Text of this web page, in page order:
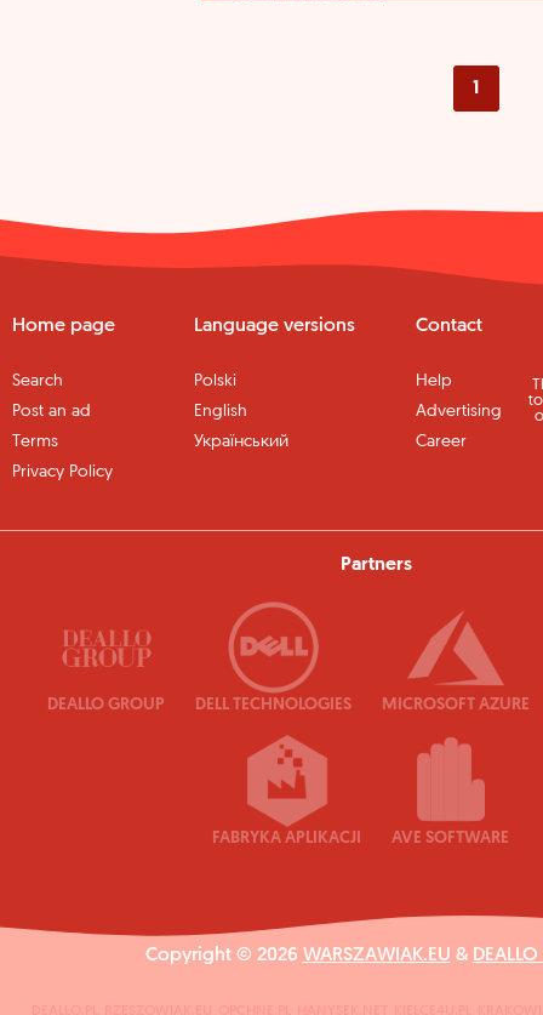
Przegląd techniczny do
1
Home page
Search
Post an ad
Terms
Privacy Policy
Language versions
Polski
English
Український
Contact
Help
Advertising
Career
Partners
DEALLO GROUP DELL TECHNOLOGIES MICROSOFT AZURE
FABRYKA APLIKACJI AVE SOFTWARE
Copyright © 2026 WARSZAWIAK.EU &